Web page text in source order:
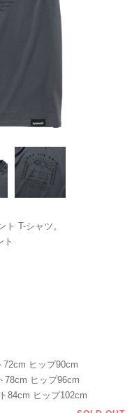
T-シャツ。
ト
72cm ヒップ90cm
78cm ヒップ96cm
84cm ヒップ102cm